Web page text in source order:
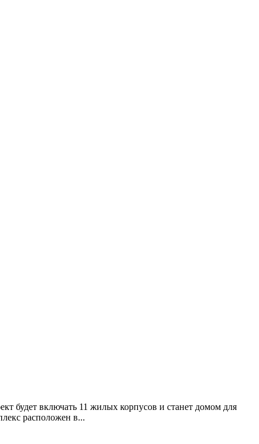
будет включать 11 жилых корпусов и станет домом для
расположен в...